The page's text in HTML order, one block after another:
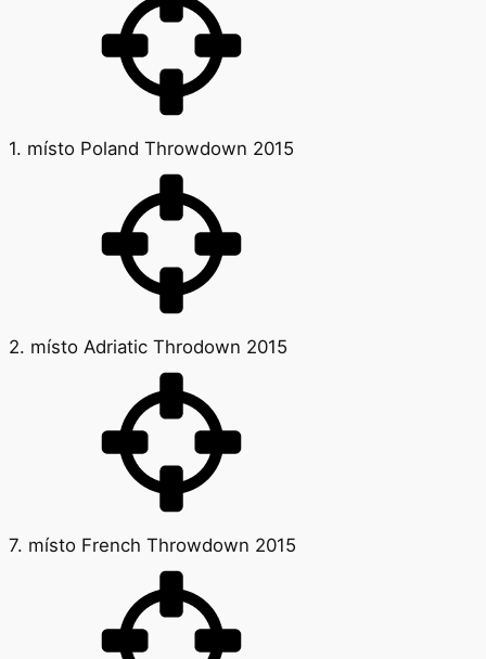
1. místo Poland Throwdown 2015
2. místo Adriatic Throdown 2015
7. místo French Throwdown 2015